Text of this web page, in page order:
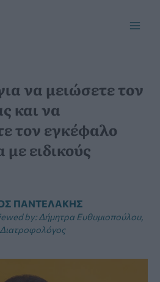
να μειώσετε τον
και να
τον εγκέφαλο
ειδικούς
ΠΑΝΤΕΛΆΚΗΣ
by: Δήμητρα Ευθυμιοπούλου,